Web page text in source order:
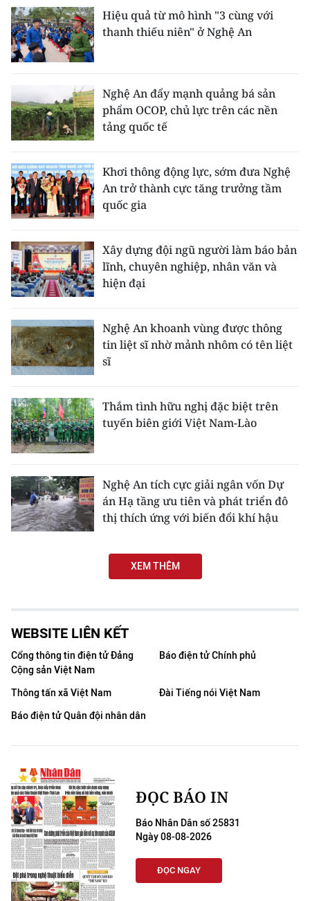
中文
FRANÇAIS
ESPAÑOL
Hiệu quả từ mô hình "3 cùng với
thanh thiếu niên" ở Nghệ An
Nghệ An đẩy mạnh quảng bá sản
phẩm OCOP, chủ lực trên các nền
tảng quốc tế
Khơi thông động lực, sớm đưa Nghệ
An trở thành cực tăng trưởng tầm
quốc gia
Xây dựng đội ngũ người làm báo bản
lĩnh, chuyên nghiệp, nhân văn và
hiện đại
Nghệ An khoanh vùng được thông
tin liệt sĩ nhờ mảnh nhôm có tên liệt
sĩ
Thắm tình hữu nghị đặc biệt trên
tuyến biên giới Việt Nam-Lào
Nghệ An tích cực giải ngân vốn Dự
án Hạ tầng ưu tiên và phát triển đô
thị thích ứng với biến đổi khí hậu
XEM THÊM
WEBSITE LIÊN KẾT
Cổng thông tin điện tử Đảng
Cộng sản Việt Nam
Báo điện tử Chính phủ
Thông tấn xã Việt Nam
Đài Tiếng nói Việt Nam
Báo điện tử Quân đội nhân dân
ĐỌC BÁO IN
Báo Nhân Dân số 25831
Ngày 08-08-2026
ĐỌC NGAY